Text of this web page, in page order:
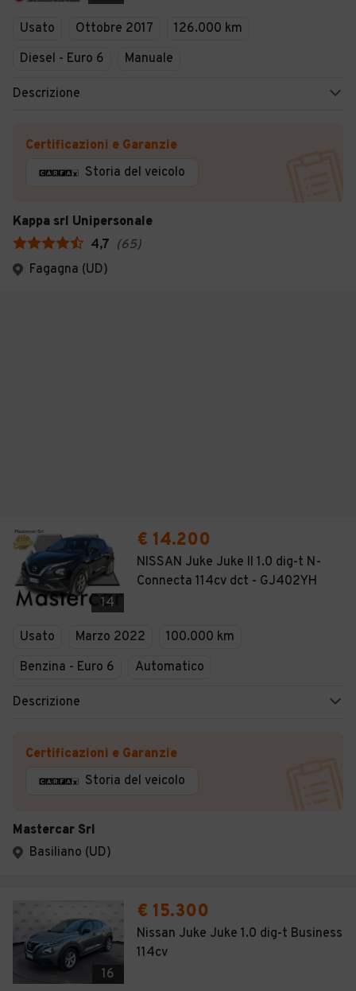
Usato Ottobre 2017
126.000 km
Diesel - Euro 6
Manuale
Descrizione
Certificazioni e Garanzie
Storia del veicolo
Kappa srl Unipersonale
4,7 (65)
Fagagna (UD)
14
€ 14.200
NISSAN Juke Juke II 1.0 dig-t N-
Connecta 114cv dct - GJ402YH
Usato Marzo 2022
100.000 km
Benzina - Euro 6
Automatico
Descrizione
Certificazioni e Garanzie
Storia del veicolo
Mastercar Srl
Basiliano (UD)
16
€ 15.300
Nissan Juke Juke 1.0 dig-t Business
114cv